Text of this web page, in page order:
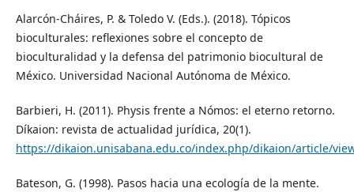
Alarcón-Cháires, P. & Toledo V. (Eds.). (2018). Tópicos
bioculturales: reflexiones sobre el concepto de
bioculturalidad y la defensa del patrimonio biocultural de
México. Universidad Nacional Autónoma de México.
Barbieri, H. (2011). Physis frente a Nómos: el eterno retorno.
Díkaion: revista de actualidad jurídica, 20(1).
https://dikaion.unisabana.edu.co/index.php/dikaion/article/
Bateson, G. (1998). Pasos hacia una ecología de la mente.